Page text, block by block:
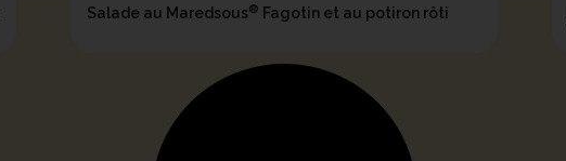
Salade au Maredsous® Fagotin et au potiron rôti